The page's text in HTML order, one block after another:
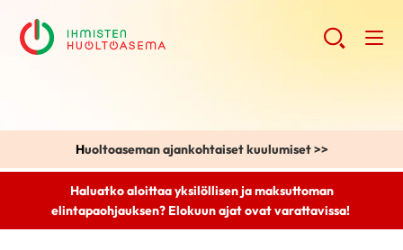
Huoltoaseman ajankohtaiset kuulumiset >>
Haluatko aloittaa yksilöllisen ja maksuttoman
elintapaohjauksen? Elokuun ajat ovat varattavissa!